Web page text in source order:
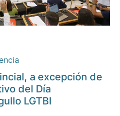
a excepción de
del Día
LGTBI